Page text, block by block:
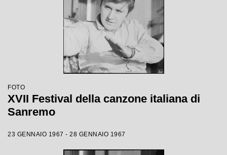
FOTO
XVII Festival della canzone italiana di
Sanremo
23 GENNAIO 1967 - 28 GENNAIO 1967